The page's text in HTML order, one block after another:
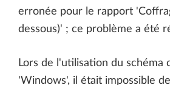
erronée pour le rapport
dessous)' ; ce problème a été
Lors de l'utilisation du schéma
'Windows', il était impossible